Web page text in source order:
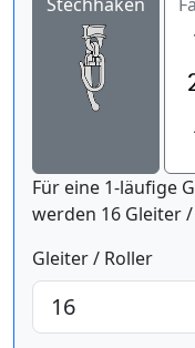
Stechhaken
Für eine 1-läufige
werden 16 Gleiter
Gleiter / Roller